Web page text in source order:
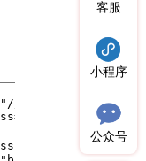
客服
小程序
公众号